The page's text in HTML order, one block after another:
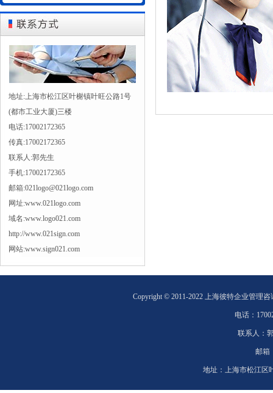
地址:上海市松江区叶榭镇叶旺公路1号
(都市工业大厦)三楼
电话:17002172365
传真:17002172365
联系人:郭先生
手机:17002172365
邮箱:021logo@021logo.com
网址:www.021logo.com
域名:www.logo021.com
http://www.021sign.com
网站:www.sign021.com
Copyright © 2011-2022 上海彼特企业管理
电话：
联系人：
邮箱
地址： 上海市松江区